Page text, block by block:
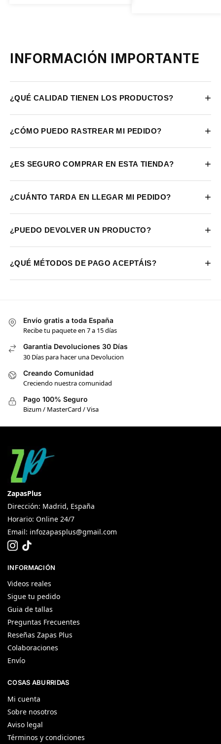
INFORMACIÓN IMPORTANTE
¿QUÉ CALIDAD TIENEN LOS PRODUCTOS? +
¿CÓMO PUEDO RASTREAR MI PEDIDO? +
¿ES SEGURO COMPRAR EN ESTA TIENDA? +
¿CUÁNTO TARDA EN LLEGAR MI PEDIDO? +
¿PUEDO DEVOLVER UN PRODUCTO? +
¿QUÉ MÉTODOS DE PAGO ACEPTÁIS? +
Envío gratis a toda España
Recibe tu paquete en 7 a 15 días
Garantia Devoluciones 30 Días
30 Días para hacer una Devolucion
Creando Comunidad
Creciendo nuestra comunidad
Pago 100% Seguro
Bizum / MasterCard / Visa
ZapasPlus
Dirección: Madrid, España
Horario: Online 24/7
Email: infozapasplus@gmail.com
INFORMACIÓN
Videos reales
Sigue tu pedido
Guia de tallas
Preguntas Frecuentes
Reseñas Zapas Plus
Colaboraciones
Envío
COSAS ABURRIDAS
Mi cuenta
Sobre nosotros
Aviso legal
Términos y condiciones